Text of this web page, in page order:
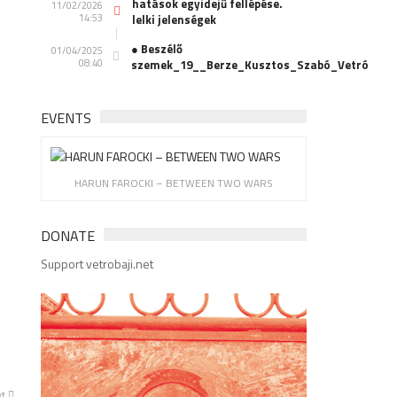
11/02/2026
14:53
lelki jelenségek
01/04/2025
08:40
● Beszélő
szemek_19__Berze_Kusztos_Szabó_Vetró
EVENTS
HARUN FAROCKI – BETWEEN TWO WARS
DONATE
Support vetrobaji.net